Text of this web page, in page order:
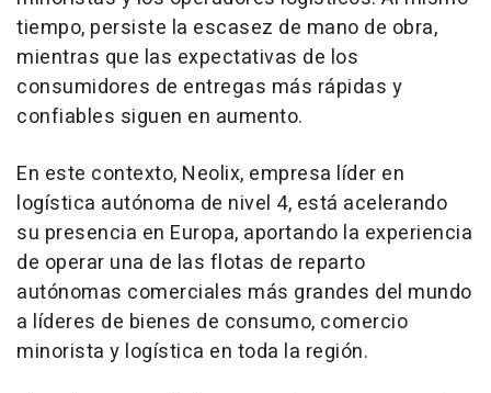
tiempo, persiste la escasez de mano de obra,
mientras que las expectativas de los
consumidores de entregas más rápidas y
confiables siguen en aumento.
En este contexto, Neolix, empresa líder en
logística autónoma de nivel 4, está acelerando
su presencia en Europa, aportando la experiencia
de operar una de las flotas de reparto
autónomas comerciales más grandes del mundo
a líderes de bienes de consumo, comercio
minorista y logística en toda la región.